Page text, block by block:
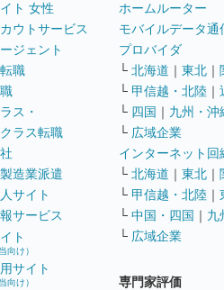
ト 女性
ウトサービス
ジェント
職
ス・
ラス転職
造業派遣
サイト
サービス
ト
向け）
サイト
向け）
ホームルーター
モバイルデータ通
プロバイダ
└ 北海道 ｜ 東北 ｜
└ 甲信越・北陸 ｜
└ 四国 ｜ 九州・沖
└ 広域企業
インターネット回
└ 北海道 ｜ 東北 ｜
└ 甲信越・北陸 ｜
└ 中国・四国 ｜ 九
└ 広域企業
専門家評価